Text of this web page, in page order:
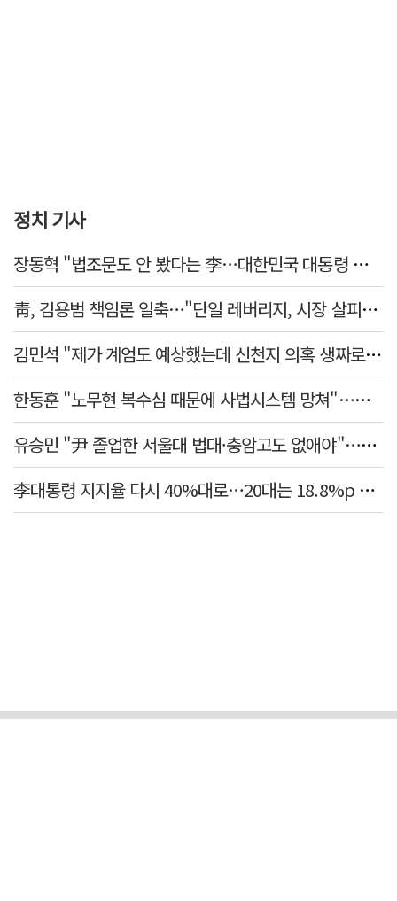
정치 기사
장동혁 "법조문도 안 봤다는 李…대한민국 대통령 맞나, 역대급 망언"
靑, 김용범 책임론 일축…"단일 레버리지, 시장 살피고 대책 챙길 때"
김민석 "제가 계엄도 예상했는데 신천지 의혹 생짜로 말했겠나"
한동훈 "노무현 복수심 때문에 사법시스템 망쳐"…민주당 맹공
유승민 "尹 졸업한 서울대 법대·충암고도 없애야"…李 육사 통합 직격
李대통령 지지율 다시 40%대로…20대는 18.8%p 급락